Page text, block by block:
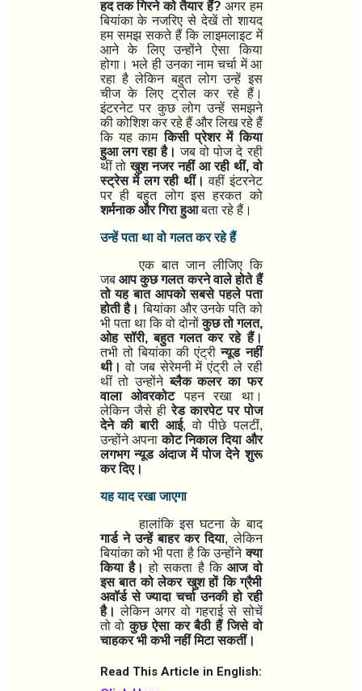
हद तक गिरने को तैयार हैं? अगर हम
बियांका के नजरिए से देखें तो शायद
हम समझ सकते हैं कि लाइमलाइट में
आने के लिए उन्होंने ऐसा किया
होगा। भले ही उनका नाम चर्चा में आ
रहा है लेकिन बहुत लोग उन्हें इस
चीज के लिए ट्रोल कर रहे हैं।
इंटरनेट पर कुछ लोग उन्हें समझने
की कोशिश कर रहे हैं और लिख रहे हैं
कि यह काम किसी प्रेशर में किया
हुआ लग रहा है। जब वो पोज दे रही
थीं तो खुश नजर नहीं आ रही थीं,वो
स्ट्रेस में लग रही थीं। वहीं इंटरनेट
पर ही बहुत लोग इस हरकत को
शर्मनाक और गिरा हुआ बता रहे हैं।
उन्हें पता था वो गलत कर रहे हैं
एक बात जान लीजिए कि
जब आप कुछ गलत करने वाले होते हैं
तो यह बात आपको सबसे पहले पता
होती है। बियांका और उनके पति को
भी पता था कि वो दोनों कुछ तो गलत,
ओह सॉरी,बहुत गलत कर रहे हैं।
तभी तो बियांका की एंट्री न्यूड नहीं
थी। वो जब सेरेमनी में एंट्री ले रही
थीं तो उन्होंने ब्लैक कलर का फर
वाला ओवरकोट
पहन रखा था।
लेकिन जैसे ही रेड कारपेट पर पोज
देने की बारी आई,वो पीछे पलटीं,
उन्होंने अपना कोट निकाल दिया और
लगभग न्यूड अंदाज में पोज देने शुरू
कर दिए।
यह याद रखा जाएगा
हालांकि इस घटना के बाद
गार्ड ने उन्हें बाहर कर दिया,लेकिन
बियांका को भी पता है कि उन्होंने क्या
किया है। हो सकता है कि आज वो
इस बात को लेकर खुश हों कि ग्रैमी
अवॉर्ड से ज्यादा चर्चा उनकी हो रही
है। लेकिन अगर वो गहराई से सोचें
तो वो कुछ ऐसा कर बैठी हैं जिसे वो
चाहकर भी कभी नहीं मिटा सकतीं।
Read This Article in English: